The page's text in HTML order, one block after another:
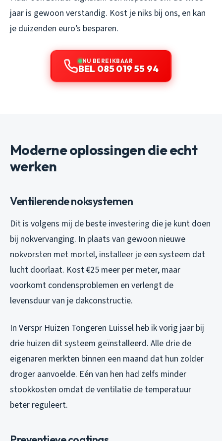
jaar is gewoon verstandig. Kost je niks bij ons, en kan
je duizenden euro’s besparen.
NU BEREIKBAAR
BEL 085 019 55 94
Moderne oplossingen die echt
werken
Ventilerende noksystemen
Dit is volgens mij de beste investering die je kunt doen
bij nokvervanging. In plaats van gewoon nieuwe
nokvorsten met mortel, installeer je een systeem dat
lucht doorlaat. Kost €25 meer per meter, maar
voorkomt condensproblemen en verlengt de
levensduur van je dakconstructie.
In Verspr Huizen Tongeren Luissel heb ik vorig jaar bij
drie huizen dit systeem geïnstalleerd. Alle drie de
eigenaren merkten binnen een maand dat hun zolder
droger aanvoelde. Eén van hen had zelfs minder
stookkosten omdat de ventilatie de temperatuur
beter reguleert.